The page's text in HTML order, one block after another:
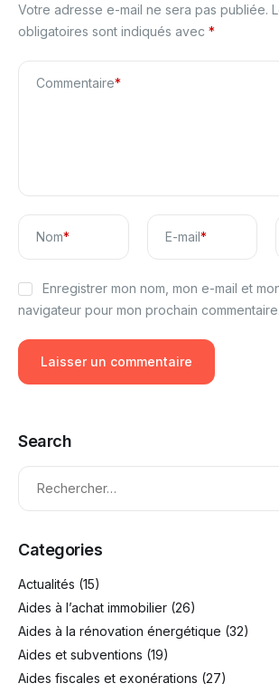
Votre adresse e-mail ne sera pas publiée.
obligatoires sont indiqués avec *
Commentaire*
Nom* E-mail*
Enregistrer mon nom, mon e-mail et
navigateur pour mon prochain commentaire.
Search
Categories
Actualités (15)
Aides à l’achat immobilier (26)
Aides à la rénovation énergétique (32)
Aides et subventions (19)
Aides fiscales et exonérations (27)